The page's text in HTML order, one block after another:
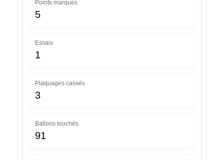
Points marqués
5
Essais
1
Plaquages cassés
3
Ballons touchés
91